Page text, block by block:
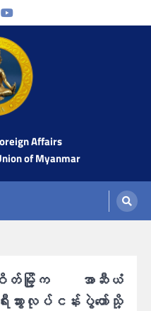
Youtube
Affairs
of Myanmar
တ်မြို့က အာဆီယံ
းလုပ်ငန်းပွဲတော်သို့